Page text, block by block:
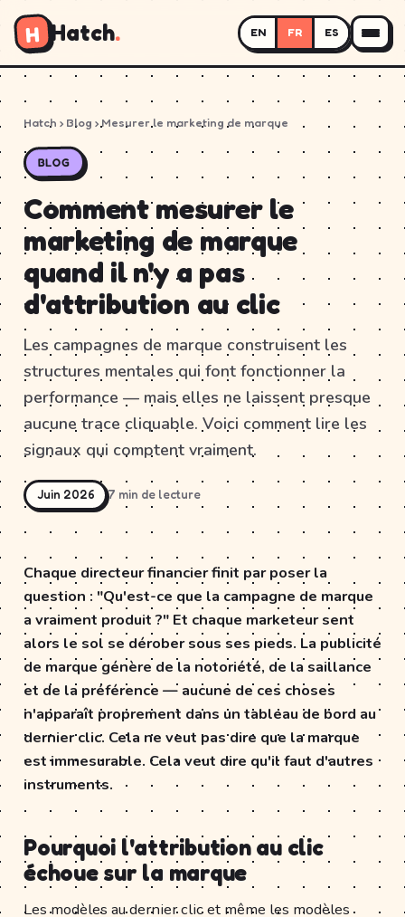
H Hatch. EN FR ES
Hatch › Blog › Mesurer le marketing de marque
BLOG
Comment mesurer le
marketing de marque
quand il n'y a pas
d'attribution au clic
Les campagnes de marque construisent les
structures mentales qui font fonctionner la
performance — mais elles ne laissent presque
aucune trace cliquable. Voici comment lire les
signaux qui comptent vraiment.
Juin 2026 7 min de lecture
Chaque directeur financier finit par poser la
question : "Qu'est-ce que la campagne de marque
a vraiment produit ?" Et chaque marketeur sent
alors le sol se dérober sous ses pieds. La publicité
de marque génère de la notoriété, de la saillance
et de la préférence — aucune de ces choses
n'apparaît proprement dans un tableau de bord au
dernier clic. Cela ne veut pas dire que la marque
est immesurable. Cela veut dire qu'il faut d'autres
instruments.
Pourquoi l'attribution au clic
échoue sur la marque
Les modèles au dernier clic et même les modèles